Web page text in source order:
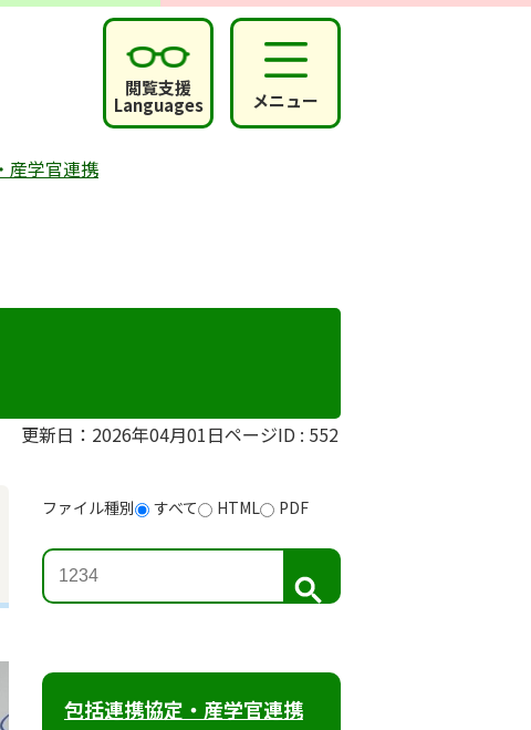
閲覧支援
Languages メニュー
産学官連携
更新日：2026年04月01日ページID : 552
ファイル種別 すべて HTML PDF
検
索
包括連携協定・産学官連携